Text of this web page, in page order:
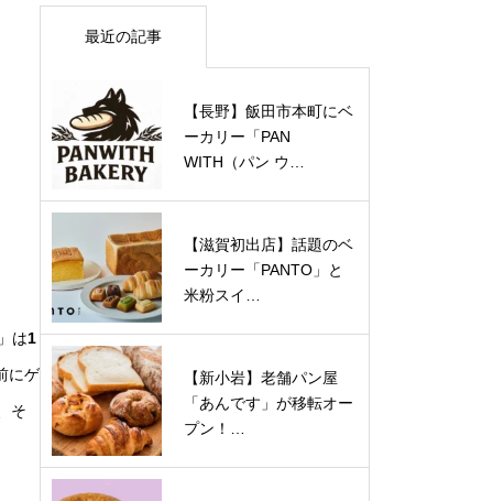
は1
にゲ
そ
最近の記事
【長野】飯田市本町にベ
ーカリー「PAN
WITH（パン ウ…
【滋賀初出店】話題のベ
ーカリー「PANTO」と
米粉スイ…
【新小岩】老舗パン屋
「あんです」が移転オー
プン！…